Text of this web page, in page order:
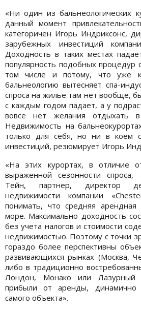
«Ни один из бальнеологических
данный момент
категоричен Игорь Индриксонс,
зарубежных инвестиций
Доходность в таких местах
популярность подобных процедур
том числе и потому, что уже
бальнеологию вытесняет спа-
спроса на жилье там нет вообще,
с каждым годом падает, а у
вовсе нет желания отдыхать
Недвижимость на
только для себя, но ни в коем
инвестиций, резюмирует Игорь
«На этих курортах, в отличие
выраженной сезонности спроса,
Тейн, партнер, директор
недвижимости компании
понимать, что средняя
море. Максимально доходность
без учета налогов и стоимости
недвижимостью. Поэтому с точки
гораздо более перспективны
развивающихся рынках (Москва,
либо в традиционно
Лондон, Монако или Лазурный
прибыли от аренды, динамично
самого объекта».